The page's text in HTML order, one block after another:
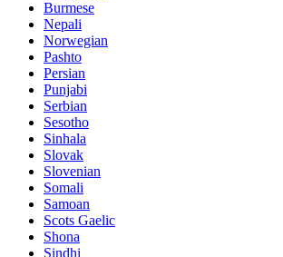
Burmese
Nepali
Norwegian
Pashto
Persian
Punjabi
Serbian
Sesotho
Sinhala
Slovak
Slovenian
Somali
Samoan
Scots Gaelic
Shona
Sindhi